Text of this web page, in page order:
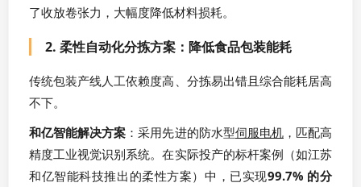
了收放卷张力，大幅度降低材料损耗。
2. 柔性自动化分拣方案：降低食品包装能耗
传统包装产线人工依赖度高、分拣易出错且综合能耗居高
不下。
和亿智能解决方案 ：采用先进的防水型伺服电机，匹配高
精度工业视觉识别系统。在实际投产的标杆案例（如江苏
和亿智能科技推出的柔性方案）中，已实现99.7% 的分